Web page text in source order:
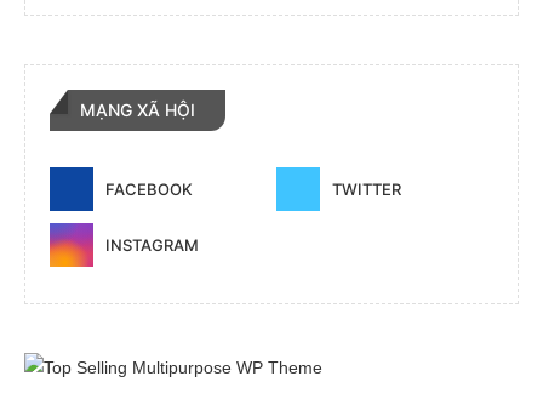
MẠNG XÃ HỘI
FACEBOOK TWITTER
INSTAGRAM